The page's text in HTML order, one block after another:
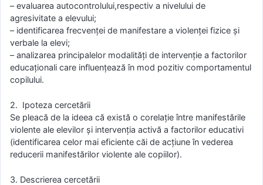
– evaluarea autocontrolului,respectiv a nivelului de
agresivitate a elevului;
– identificarea frecvenței de manifestare a violenței fizice și
verbale la elevi;
– analizarea principalelor modalități de intervenție a factorilor
educaționali care influențează în mod pozitiv comportamentul
copilului.
2. Ipoteza cercetării
Se pleacă de la ideea că există o corelație între manifestările
violente ale elevilor și intervenția activă a factorilor educativi
(identificarea celor mai eficiente căi de acțiune în vederea
reducerii manifestărilor violente ale copiilor).
3. Descrierea cercetării